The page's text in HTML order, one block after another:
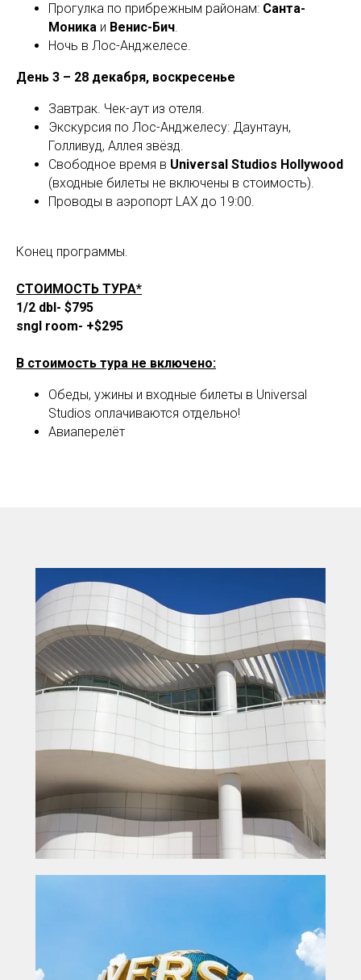
Прогулка по прибрежным районам: Санта-
Моника и Венис-Бич.
Ночь в Лос-Анджелесе.
День 3 – 28 декабря, воскресенье
Завтрак. Чек-аут из отеля.
Экскурсия по Лос-Анджелесу: Даунтаун,
Голливуд, Аллея звёзд.
Свободное время в Universal Studios Hollywood
(входные билеты не включены в стоимость).
Проводы в аэропорт LAX до 19:00.
Конец программы.
СТОИМОСТЬ ТУРА*
1/2 dbl- $795
sngl room- +$295
В стоимость тура не включено:
Обеды, ужины и входные билеты в Universal
Studios оплачиваются отдельно!
Авиаперелёт